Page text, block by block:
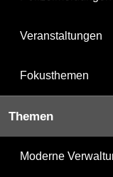
Veranstaltungen
Fokusthemen
Themen
Moderne